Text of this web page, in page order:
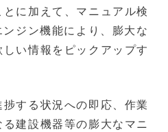
に加えて、マニュアル検
ジン機能により、膨大な
い情報をピックアップす
捗する状況への即応、作業
建設機器等の膨大なマニ